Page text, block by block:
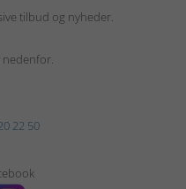
tilbud og nyheder.
nedenfor.
22 50